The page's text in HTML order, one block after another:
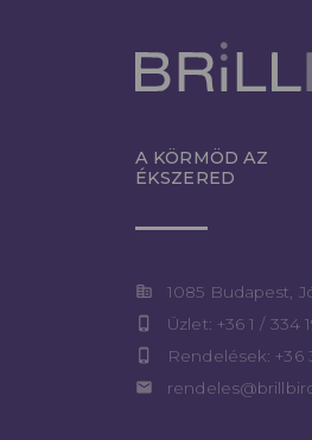
A KÖRMÖD AZ
ÉKSZERED
corporate_fare 1085 Budapest,
phone_iphone Üzlet: +36 1 / 334
phone_iphone Rendelések: +36
email